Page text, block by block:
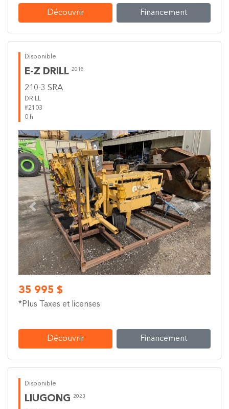
Découvrir Financement
Disponible
E-Z DRILL 2018
210-3 SRA
DRILL
#2103
0 h
Previous Next
35 995 $
*Plus Taxes et licenses
Découvrir Financement
Disponible
LIUGONG 2023